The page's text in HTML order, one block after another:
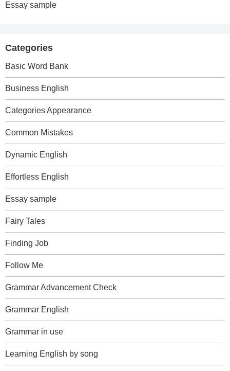
Essay sample
Categories
Basic Word Bank
Business English
Categories Appearance
Common Mistakes
Dynamic English
Effortless English
Essay sample
Fairy Tales
Finding Job
Follow Me
Grammar Advancement Check
Grammar English
Grammar in use
Learning English by song